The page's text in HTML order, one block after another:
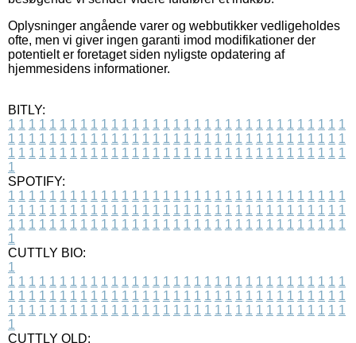
Oplysninger angående varer og webbutikker vedligeholdes
ofte, men vi giver ingen garanti imod modifikationer der
potentielt er foretaget siden nyligste opdatering af
hjemmesidens informationer.
BITLY:
1 1 1 1 1 1 1 1 1 1 1 1 1 1 1 1 1 1 1 1 1 1 1 1 1 1 1 1 1 1 1 1 1
1 1 1 1 1 1 1 1 1 1 1 1 1 1 1 1 1 1 1 1 1 1 1 1 1 1 1 1 1 1 1 1 1
1 1 1 1 1 1 1 1 1 1 1 1 1 1 1 1 1 1 1 1 1 1 1 1 1 1 1 1 1 1 1 1 1
1
SPOTIFY:
1 1 1 1 1 1 1 1 1 1 1 1 1 1 1 1 1 1 1 1 1 1 1 1 1 1 1 1 1 1 1 1 1
1 1 1 1 1 1 1 1 1 1 1 1 1 1 1 1 1 1 1 1 1 1 1 1 1 1 1 1 1 1 1 1 1
1 1 1 1 1 1 1 1 1 1 1 1 1 1 1 1 1 1 1 1 1 1 1 1 1 1 1 1 1 1 1 1 1
1
CUTTLY BIO:
1
1 1 1 1 1 1 1 1 1 1 1 1 1 1 1 1 1 1 1 1 1 1 1 1 1 1 1 1 1 1 1 1 1
1 1 1 1 1 1 1 1 1 1 1 1 1 1 1 1 1 1 1 1 1 1 1 1 1 1 1 1 1 1 1 1 1
1 1 1 1 1 1 1 1 1 1 1 1 1 1 1 1 1 1 1 1 1 1 1 1 1 1 1 1 1 1 1 1 1
1
CUTTLY OLD: